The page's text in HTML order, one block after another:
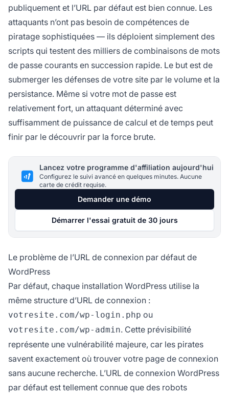
publiquement et l’URL par défaut est bien connue. Les
attaquants n’ont pas besoin de compétences de
piratage sophistiquées — ils déploient simplement des
scripts qui testent des milliers de combinaisons de mots
de passe courants en succession rapide. Le but est de
submerger les défenses de votre site par le volume et la
persistance. Même si votre mot de passe est
relativement fort, un attaquant déterminé avec
suffisamment de puissance de calcul et de temps peut
finir par le découvrir par la force brute.
Lancez votre programme d'affiliation aujourd'hui
Configurez le suivi avancé en quelques minutes. Aucune
carte de crédit requise.
Demander une démo
Démarrer l'essai gratuit de 30 jours
Le problème de l’URL de connexion par défaut de
WordPress
Par défaut, chaque installation WordPress utilise la
même structure d’URL de connexion :
votresite.com/wp-login.php ou
votresite.com/wp-admin. Cette prévisibilité
représente une vulnérabilité majeure, car les pirates
savent exactement où trouver votre page de connexion
sans aucune recherche. L’URL de connexion WordPress
par défaut est tellement connue que des robots